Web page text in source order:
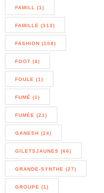
FAMILL (1)
FAMILLE (313)
FASHION (108)
FOOT (4)
FOULE (1)
FUMÉ (1)
FUMÉE (21)
GANESH (24)
GILETSJAUNES (66)
GRANDE-SYNTHE (27)
GROUPE (1)